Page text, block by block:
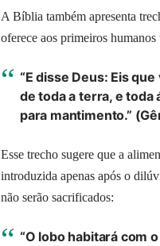
A Bíblia também apresenta
oferece aos primeiros humanos
“E disse Deus: Eis
de toda a terra, e
para mantimento.”
Esse trecho sugere que a
introduzida apenas após o
não serão sacrificados:
“O lobo habitará com